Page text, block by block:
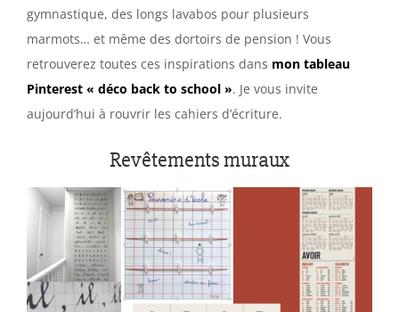
gymnastique, des longs lavabos pour plusieurs
marmots… et même des dortoirs de pension ! Vous
retrouverez toutes ces inspirations dans mon tableau
Pinterest « déco back to school ». Je vous invite
aujourd’hui à rouvrir les cahiers d’écriture.
Revêtements muraux